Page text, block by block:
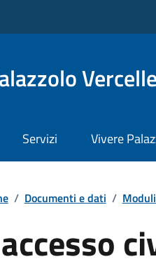
Servizi Vivere
/ Documenti e dati /